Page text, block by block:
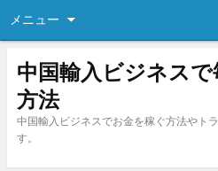
メニュー
中国輸入ビジネス
方法
中国輸入ビジネスでお金を稼ぐ方法やト
す。